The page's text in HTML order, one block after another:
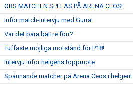
OBS MATCHEN SPELAS PÅ ARENA CEOS!
Inför match-intervju med Gurra!
Var det bara bättre förr?
Tuffaste möjliga motstånd för P18!
Intervju inför helgens toppmöte
Spännande matcher på Arena Ceos i helgen!